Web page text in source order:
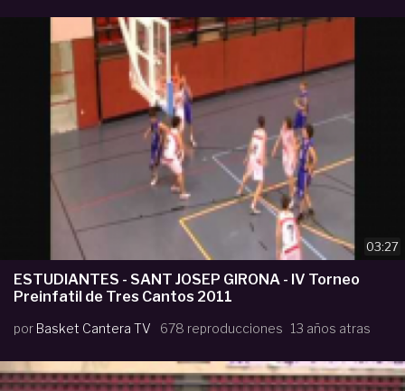
03:27
ESTUDIANTES - SANT JOSEP GIRONA - IV Torneo
Preinfatil de Tres Cantos 2011
por Basket Cantera TV 678 reproducciones 13 años atras